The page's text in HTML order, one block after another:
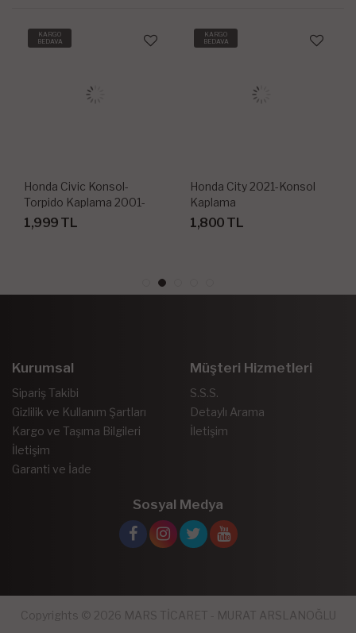
KARGO
BEDAVA
Honda City 2021-Konsol
Kaplama
1,800 TL
KARGO
BEDAVA
Honda Accord Konsol-
Torpido Kaplama 2003 13
Parça
1,999 TL
Kurumsal
Sipariş Takibi
Gizlilik ve Kullanım Şartları
Kargo ve Taşıma Bilgileri
İletişim
Garanti ve İade
Müşteri Hizmetleri
S.S.S.
Detaylı Arama
İletişim
Sosyal Medya
Copyrights © 2026 MARS TİCARET - MURAT ARSLANOĞLU